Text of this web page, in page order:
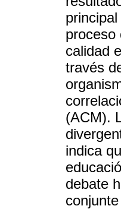
proceso
calidad
través
(ACM).
indica
debate